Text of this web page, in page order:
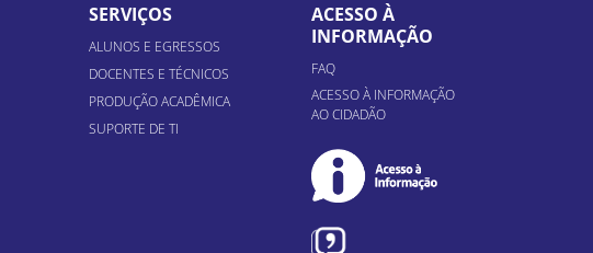
SERVIÇOS
ALUNOS E EGRESSOS
DOCENTES E TÉCNICOS
PRODUÇÃO ACADÊMICA
SUPORTE DE TI
ACESSO À
INFORMAÇÃO
FAQ
ACESSO À INFORMAÇÃO
AO CIDADÃO